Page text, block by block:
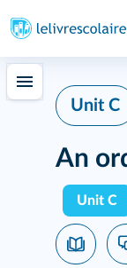
Unit C
An
Unit C